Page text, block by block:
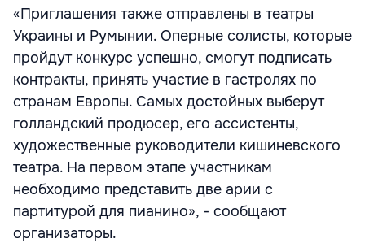
«Приглашения также отправлены в театры
Украины и Румынии. Оперные солисты, которые
пройдут конкурс успешно, смогут подписать
контракты, принять участие в гастролях по
странам Европы. Самых достойных выберут
голландский продюсер, его ассистенты,
художественные руководители кишиневского
театра. На первом этапе участникам
необходимо представить две арии с
партитурой для пианино», - сообщают
организаторы.